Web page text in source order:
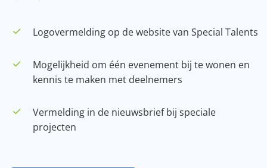
Logovermelding op de website van Special Talents
Mogelijkheid om één evenement bij te wonen en
kennis te maken met deelnemers
Vermelding in de nieuwsbrief bij speciale
projecten